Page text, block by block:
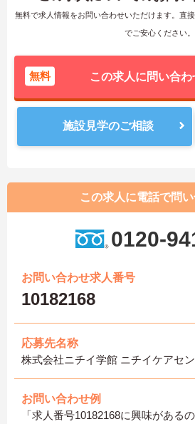
無料で求人情報をお問い合わせいただけます。直
でご安心ください。
無料 この求人に問い合わ
施設見学のご相談
この求人に電話で問
0120-
お問い合わせ求人番号
10182168
応募先名称
株式会社ニチイ学館 ニチイケアセ
お問い合わせ例
「求人番号10182168に興味がある